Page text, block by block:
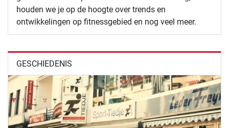
houden we je op de hoogte over trends en
ontwikkelingen op fitnessgebied en nog veel meer.
GESCHIEDENIS